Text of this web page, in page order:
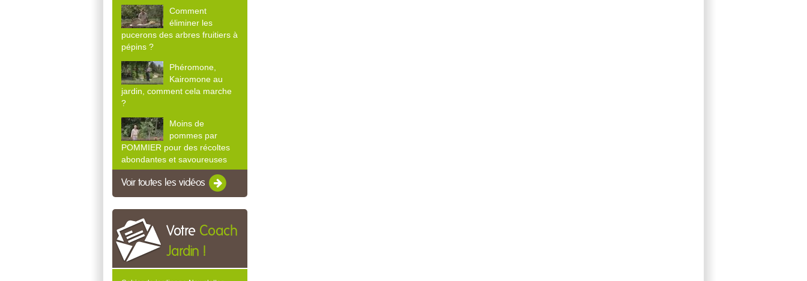
Comment
éliminer les
pucerons des arbres fruitiers à
pépins ?
Phéromone,
Kairomone au
jardin, comment cela marche
?
Moins de
pommes par
POMMIER pour des récoltes
abondantes et savoureuses
Voir toutes les vidéos
Votre Coach
Jardin !